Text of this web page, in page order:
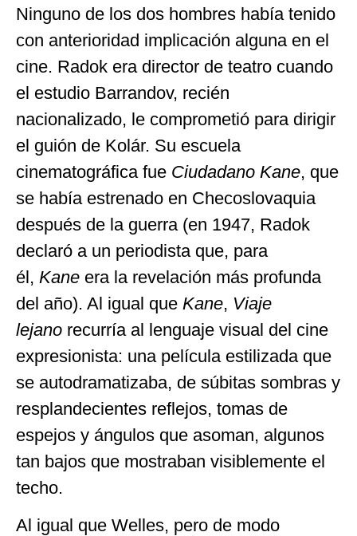
Ninguno de los dos hombres había tenido
con anterioridad implicación alguna en el
cine. Radok era director de teatro cuando
el estudio Barrandov, recién
nacionalizado, le comprometió para dirigir
el guión de Kolár. Su escuela
cinematográfica fue Ciudadano Kane, que
se había estrenado en Checoslovaquia
después de la guerra (en 1947, Radok
declaró a un periodista que, para
él, Kane era la revelación más profunda
del año). Al igual que Kane, Viaje
lejano recurría al lenguaje visual del cine
expresionista: una película estilizada que
se autodramatizaba, de súbitas sombras y
resplandecientes reflejos, tomas de
espejos y ángulos que asoman, algunos
tan bajos que mostraban visiblemente el
techo.
Al igual que Welles, pero de modo